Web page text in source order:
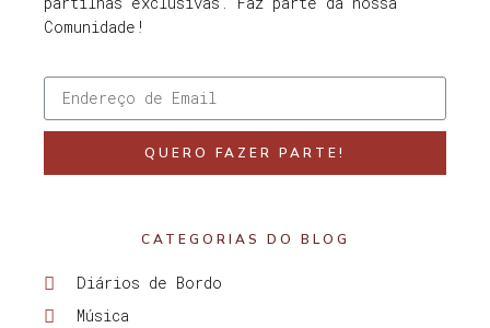
Comunidade!
QUERO FAZER PARTE!
CATEGORIAS DO BLOG
Diários de Bordo
Música